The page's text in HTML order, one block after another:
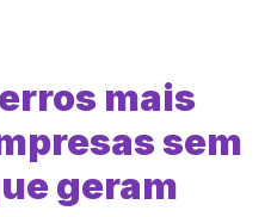
mais
sem
geram